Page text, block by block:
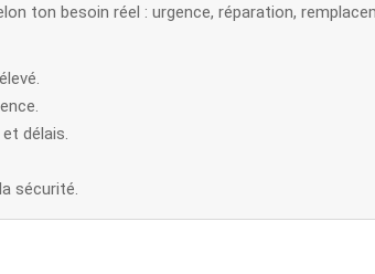
ton besoin réel : urgence, réparation,
délais.
sécurité.